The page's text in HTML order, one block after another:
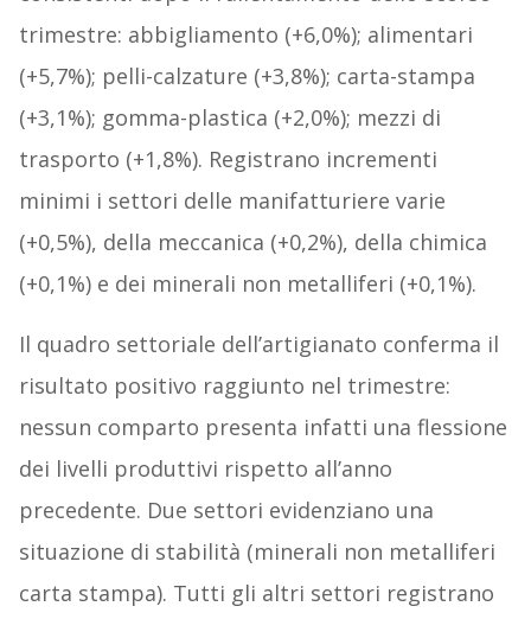
trimestre: abbigliamento (+6,0%); alimentari
(+5,7%); pelli-calzature (+3,8%); carta-stampa
(+3,1%); gomma-plastica (+2,0%); mezzi di
trasporto (+1,8%). Registrano incrementi
minimi i settori delle manifatturiere varie
(+0,5%), della meccanica (+0,2%), della chimica
(+0,1%) e dei minerali non metalliferi (+0,1%).
Il quadro settoriale dell’artigianato conferma il
risultato positivo raggiunto nel trimestre:
nessun comparto presenta infatti una flessione
dei livelli produttivi rispetto all’anno
precedente. Due settori evidenziano una
situazione di stabilità (minerali non metalliferi
carta stampa). Tutti gli altri settori registrano